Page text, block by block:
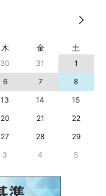
木 金 土
30 31
1
6 7
8
13 14
15
20 21
22
27 28
29
3 4 5